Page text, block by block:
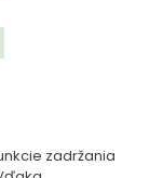
zadržania